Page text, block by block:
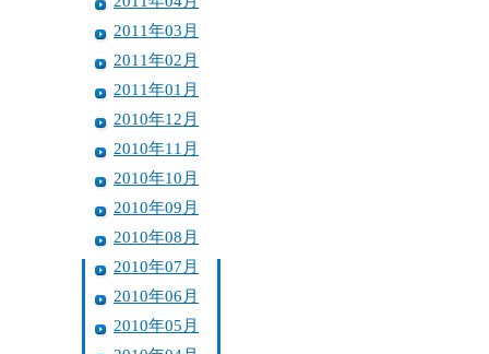
2011年03月
2011年02月
2011年01月
2010年12月
2010年11月
2010年10月
2010年09月
2010年08月
2010年07月
2010年06月
2010年05月